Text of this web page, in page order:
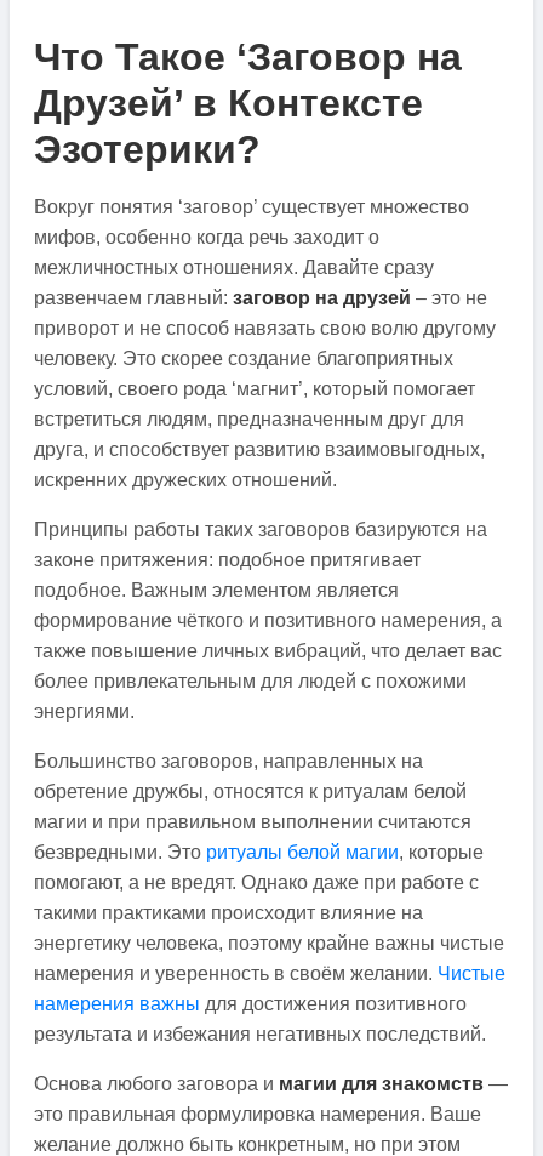
Что Такое ‘Заговор на
Друзей’ в Контексте
Эзотерики?
Вокруг понятия ‘заговор’ существует множество
мифов, особенно когда речь заходит о
межличностных отношениях. Давайте сразу
развенчаем главный: заговор на друзей – это не
приворот и не способ навязать свою волю другому
человеку. Это скорее создание благоприятных
условий, своего рода ‘магнит’, который помогает
встретиться людям, предназначенным друг для
друга, и способствует развитию взаимовыгодных,
искренних дружеских отношений.
Принципы работы таких заговоров базируются на
законе притяжения: подобное притягивает
подобное. Важным элементом является
формирование чёткого и позитивного намерения, а
также повышение личных вибраций, что делает вас
более привлекательным для людей с похожими
энергиями.
Большинство заговоров, направленных на
обретение дружбы, относятся к ритуалам белой
магии и при правильном выполнении считаются
безвредными. Это ритуалы белой магии, которые
помогают, а не вредят. Однако даже при работе с
такими практиками происходит влияние на
энергетику человека, поэтому крайне важны чистые
намерения и уверенность в своём желании. Чистые
намерения важны для достижения позитивного
результата и избежания негативных последствий.
Основа любого заговора и магии для знакомств —
это правильная формулировка намерения. Ваше
желание должно быть конкретным, но при этом